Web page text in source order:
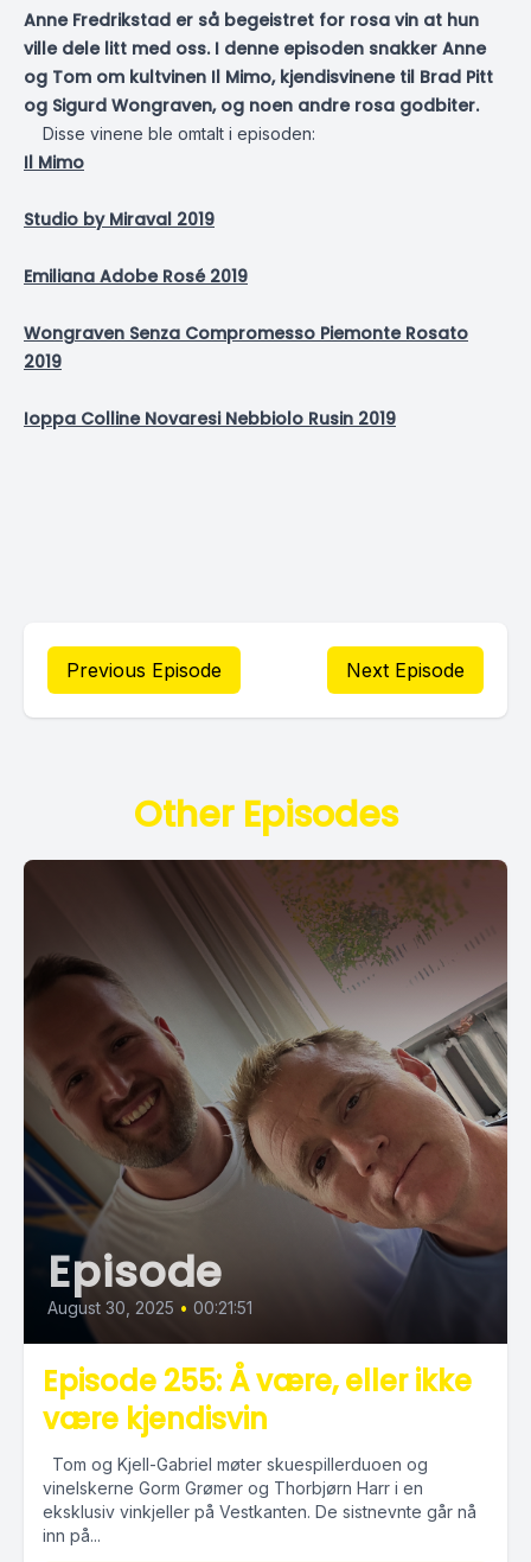
Anne Fredrikstad er så begeistret for rosa vin at hun
ville dele litt med oss. I denne episoden snakker Anne
og Tom om kultvinen Il Mimo, kjendisvinene til Brad Pitt
og Sigurd Wongraven, og noen andre rosa godbiter.
Disse vinene ble omtalt i episoden:
Il Mimo
Studio by Miraval 2019
Emiliana Adobe Rosé 2019
Wongraven Senza Compromesso Piemonte Rosato
2019
Ioppa Colline Novaresi Nebbiolo Rusin 2019
Previous Episode Next Episode
Other Episodes
Episode
August 30, 2025 • 00:21:51
Episode 255: Å være, eller ikke
være kjendisvin
Tom og Kjell-Gabriel møter skuespillerduoen og
vinelskerne Gorm Grømer og Thorbjørn Harr i en
eksklusiv vinkjeller på Vestkanten. De sistnevnte går nå
inn på...